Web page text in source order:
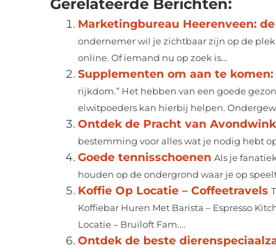
Marketingbureau Heerenveen:
ondernemer wil je zichtbaar zijn op de
online. Of iemand nu op zoek is...
Supplementen om aan te
rijkdom.” Het hebben van een goede
eiwitpoeders kan hierbij helpen.
Ontdek de Pracht van
bestemming voor alles wat je nodig hebt
Goede tennisschoenen Als je
houden op de ondergrond waar je op
Koffie Op Locatie – Coffeetravels
Koffiebar Huren Met Barista – Espresso
Locatie – Bruiloft Fam....
Ontdek de beste